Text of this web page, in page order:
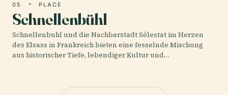
05 PLACE
Schnellenbühl
Schnellenbuhl und die Nachbarstadt Sélestat im Herzen
des Elsass in Frankreich bieten eine fesselnde Mischung
aus historischer Tiefe, lebendiger Kultur und…